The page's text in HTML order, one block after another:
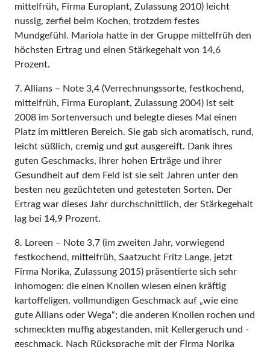
mittelfrüh, Firma Europlant, Zulassung 2010) leicht
nussig, zerfiel beim Kochen, trotzdem festes
Mundgefühl. Mariola hatte in der Gruppe mittelfrüh den
höchsten Ertrag und einen Stärkegehalt von 14,6
Prozent.
7. Allians – Note 3,4 (Verrechnungssorte, festkochend,
mittelfrüh, Firma Europlant, Zulassung 2004) ist seit
2008 im Sortenversuch und belegte dieses Mal einen
Platz im mittleren Bereich. Sie gab sich aromatisch, rund,
leicht süßlich, cremig und gut ausgereift. Dank ihres
guten Geschmacks, ihrer hohen Erträge und ihrer
Gesundheit auf dem Feld ist sie seit Jahren unter den
besten neu gezüchteten und getesteten Sorten. Der
Ertrag war dieses Jahr durchschnittlich, der Stärkegehalt
lag bei 14,9 Prozent.
8. Loreen – Note 3,7 (im zweiten Jahr, vorwiegend
festkochend, mittelfrüh, Saatzucht Fritz Lange, jetzt
Firma Norika, Zulassung 2015) präsentierte sich sehr
inhomogen: die einen Knollen wiesen einen kräftig
kartoffeligen, vollmundigen Geschmack auf „wie eine
gute Allians oder Wega“; die anderen Knollen rochen und
schmeckten muffig abgestanden, mit Kellergeruch und -
geschmack. Nach Rücksprache mit der Firma Norika